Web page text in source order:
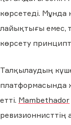
көрсетеді. Мұнда
лайықтығы емес,
көрсету
Талқылаудың
платформасында
етті. Mambethador